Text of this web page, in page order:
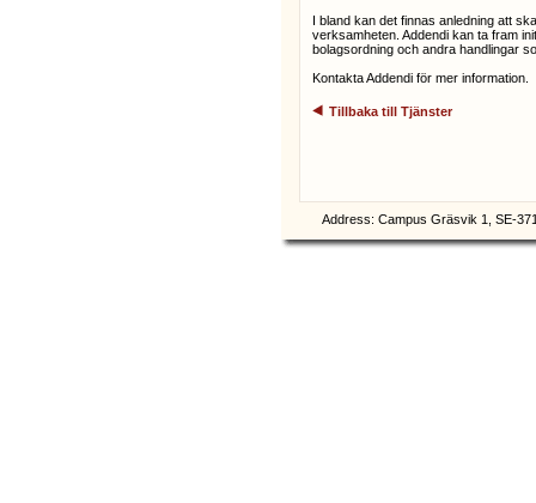
I bland kan det finnas anledning att
verksamheten. Addendi kan ta fram
bolagsordning och andra handlingar
Kontakta Addendi för mer information.
Tillbaka till Tjänster
Address: Campus Gräsvik 1, SE-